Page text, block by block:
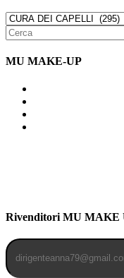
MU MAKE-UP
Rivenditori MU MAKE